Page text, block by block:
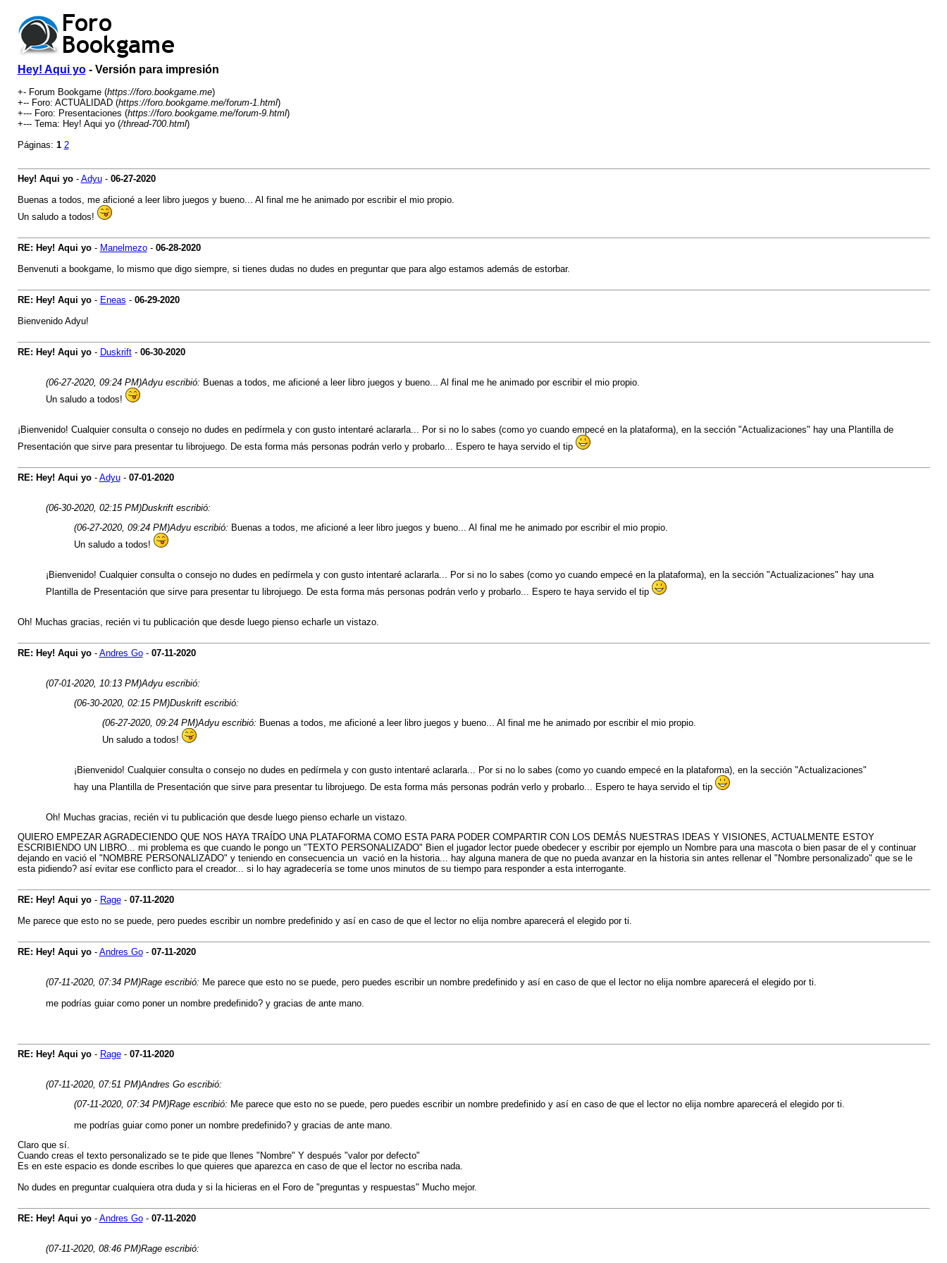
Hey! Aqui yo- Versión para impresión
+- Forum Bookgame (https://foro.bookgame.me)
+-- Foro: ACTUALIDAD (https://foro.bookgame.me/forum-1.html)
+--- Foro: Presentaciones (https://foro.bookgame.me/forum-9.html)
+--- Tema: Hey! Aqui yo (/thread-700.html)
Páginas: 1 2
Hey! Aqui yo- Adyu- 06-27-2020
Buenas a todos, me aficioné a leer libro juegos y bueno... Al final me he animado por escribir el mio propio.
Un saludo a todos!
RE: Hey! Aqui yo- Manelmezo- 06-28-2020
Benvenuti a bookgame, lo mismo que digo siempre, si tienes dudas no dudes en preguntar que para algo estamos además de estorbar.
RE: Hey! Aqui yo- Eneas - 06-29-2020
Bienvenido Adyu!
RE: Hey! Aqui yo- Duskrift- 06-30-2020
(06-27-2020, 09:24 PM)Adyu escribió: Buenas a todos, me aficioné a leer libro juegos y bueno... Al final me he animado por escribir el mio propio.
Un saludo a todos!
¡Bienvenido! Cualquier consulta o consejo no dudes en pedírmela y con gusto intentaré aclararla... Por si no lo sabes (como yo cuando empecé en la plataforma), en la sección "Actualizaciones" hay una Plantilla de
Presentación que sirve para presentar tu librojuego. De esta forma más personas podrán verlo y probarlo... Espero te haya servido el tip
RE: Hey! Aqui yo- Adyu- 07-01-2020
(06-30-2020, 02:15 PM)Duskrift escribió:
(06-27-2020, 09:24 PM)Adyu escribió: Buenas a todos, me aficioné a leer libro juegos y bueno... Al final me he animado por escribir el mio propio.
Un saludo a todos!
¡Bienvenido! Cualquier consulta o consejo no dudes en pedírmela y con gusto intentaré aclararla... Por si no lo sabes (como yo cuando empecé en la plataforma), en la sección "Actualizaciones" hay una
Plantilla de Presentación que sirve para presentar tu librojuego. De esta forma más personas podrán verlo y probarlo... Espero te haya servido el tip
Oh! Muchas gracias, recién vi tu publicación que desde luego pienso echarle un vistazo.
RE: Hey! Aqui yo- Andres Go- 07-11-2020
(07-01-2020, 10:13 PM)Adyu escribió:
(06-30-2020, 02:15 PM)Duskrift escribió:
(06-27-2020, 09:24 PM)Adyu escribió: Buenas a todos, me aficioné a leer libro juegos y bueno... Al final me he animado por escribir el mio propio.
Un saludo a todos!
¡Bienvenido! Cualquier consulta o consejo no dudes en pedírmela y con gusto intentaré aclararla... Por si no lo sabes (como yo cuando empecé en la plataforma), en la sección "Actualizaciones"
hay una Plantilla de Presentación que sirve para presentar tu librojuego. De esta forma más personas podrán verlo y probarlo... Espero te haya servido el tip
Oh! Muchas gracias, recién vi tu publicación que desde luego pienso echarle un vistazo.
QUIERO EMPEZAR AGRADECIENDO QUE NOS HAYA TRAÍDO UNA PLATAFORMA COMO ESTA PARA PODER COMPARTIR CON LOS DEMÁS NUESTRAS IDEAS Y VISIONES, ACTUALMENTE ESTOY
ESCRIBIENDO UN LIBRO... mi problema es que cuando le pongo un "TEXTO PERSONALIZADO" Bien el jugador lector puede obedecer y escribir por ejemplo un Nombre para una mascota o bien pasar de el y continuar
dejando en vació el "NOMBRE PERSONALIZADO" y teniendo en consecuencia un vació en la historia... hay alguna manera de que no pueda avanzar en la historia sin antes rellenar el "Nombre personalizado" que se le
esta pidiendo? así evitar ese conflicto para el creador... si lo hay agradecería se tome unos minutos de su tiempo para responder a esta interrogante.
RE: Hey! Aqui yo- Rage- 07-11-2020
Me parece que esto no se puede, pero puedes escribir un nombre predefinido y así en caso de que el lector no elija nombre aparecerá el elegido por ti.
RE: Hey! Aqui yo- Andres Go- 07-11-2020
(07-11-2020, 07:34 PM)Rage escribió: Me parece que esto no se puede, pero puedes escribir un nombre predefinido y así en caso de que el lector no elija nombre aparecerá el elegido por ti.
me podrías guiar como poner un nombre predefinido? y gracias de ante mano.
RE: Hey! Aqui yo- Rage- 07-11-2020
(07-11-2020, 07:51 PM)Andres Go escribió:
(07-11-2020, 07:34 PM)Rage escribió: Me parece que esto no se puede, pero puedes escribir un nombre predefinido y así en caso de que el lector no elija nombre aparecerá el elegido por ti.
me podrías guiar como poner un nombre predefinido? y gracias de ante mano.
Claro que sí.
Cuando creas el texto personalizado se te pide que llenes "Nombre" Y después "valor por defecto"
Es en este espacio es donde escribes lo que quieres que aparezca en caso de que el lector no escriba nada.
No dudes en preguntar cualquiera otra duda y si la hicieras en el Foro de "preguntas y respuestas" Mucho mejor.
RE: Hey! Aqui yo- Andres Go- 07-11-2020
(07-11-2020, 08:46 PM)Rage escribió: